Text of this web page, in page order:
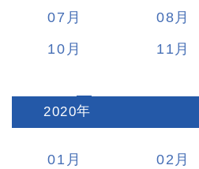
07
08
10
11
2020:
01 02